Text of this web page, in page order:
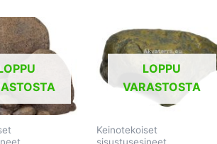
LOPPU
VARASTOSTA
Keinotekoiset